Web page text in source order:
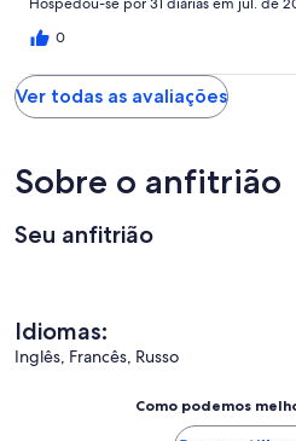
and private, yet close enough to
of that, the hosts were incredibly
come back!
0
Ver todas as avaliações
Sobre o anfitrião
Seu anfitrião
Idiomas:
Inglês, Francês, Russo
Como podemos